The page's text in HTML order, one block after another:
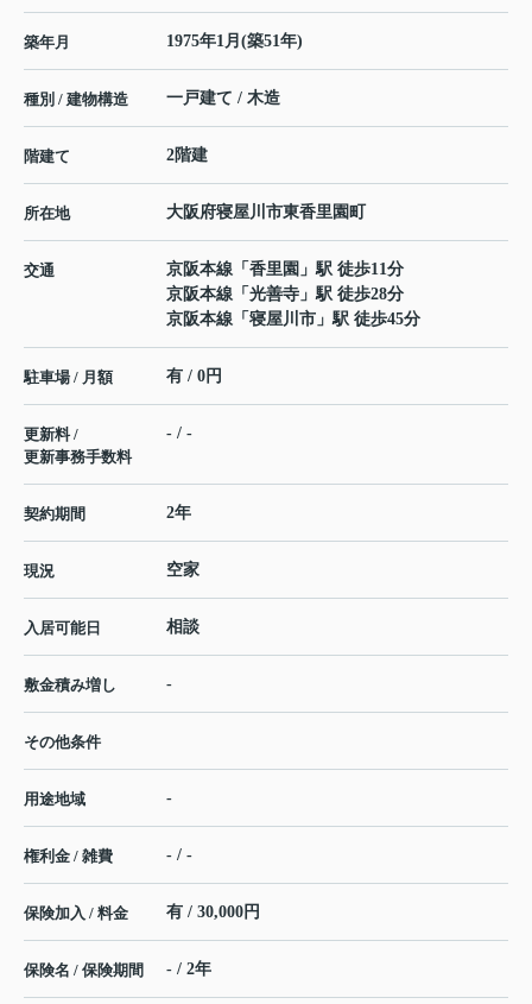
築年月 1975年1月(築51年)
種別 / 建物構造 一戸建て / 木造
階建て 2階建
所在地 大阪府寝屋川市東香里園町
交通 京阪本線 「 香里園 」駅 徒歩11分
京阪本線 「 光善寺 」駅 徒歩28分
京阪本線 「 寝屋川市 」駅 徒歩45分
駐車場 / 月額 有 / 0円
更新料 /
更新事務手数料
- / -
契約期間 2年
現況 空家
入居可能日 相談
敷金積み増し -
その他条件
用途地域 -
権利金 / 雑費 - / -
保険加入 / 料金 有 / 30,000円
保険名 / 保険期間 - / 2年